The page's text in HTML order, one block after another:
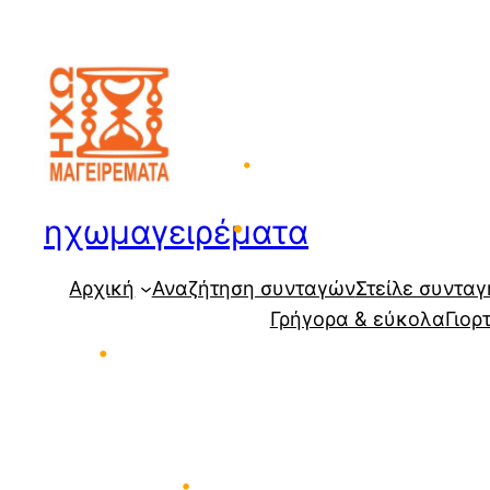
•
περιεχόμενο
ηχωμαγειρέματα
Αρχική Αναζήτηση συνταγώνΣτείλε
Γρήγορα & εύκολα